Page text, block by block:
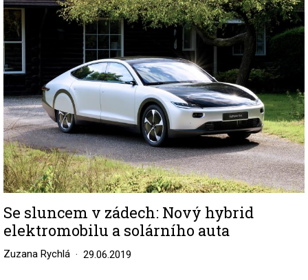
Se sluncem v zádech: Nový hybrid
elektromobilu a solárního auta
Zuzana Rychlá 29.06.2019